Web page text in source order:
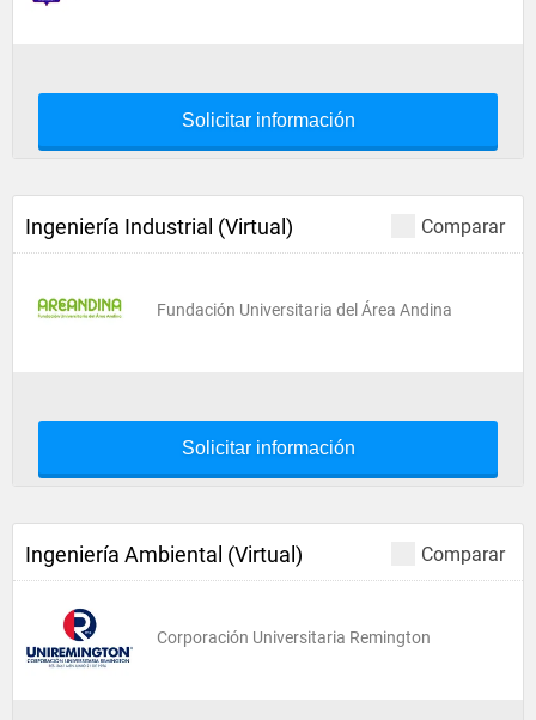
Solicitar información
Comparar
Ingeniería Industrial (Virtual)
Fundación Universitaria del Área Andina
Solicitar información
Comparar
Ingeniería Ambiental (Virtual)
Corporación Universitaria Remington